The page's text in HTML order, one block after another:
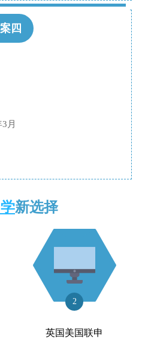
四
月
新选择
2
英国美国联申